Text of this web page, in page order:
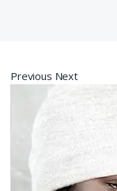
Previous Next